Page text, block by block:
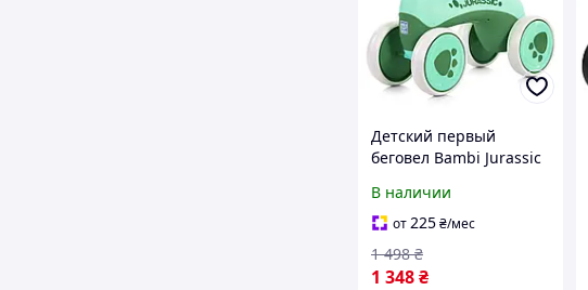
Детский первый
беговел Bambi Jurassic
пластиковый зеленый
M 5853E
В наличии
от225₴/мес
1 348₴
1 498 ₴